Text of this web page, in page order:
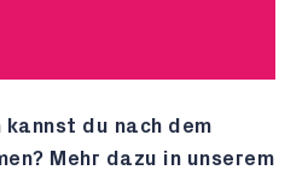
du nach dem
Mehr dazu in unserem